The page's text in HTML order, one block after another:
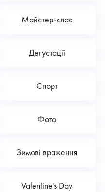
Майстер-клас
Дегустації
Спорт
Фото
Зимові враження
Valentine's Day